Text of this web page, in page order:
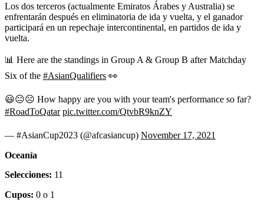
Los dos terceros (actualmente Emiratos Árabes y Australia) se
enfrentarán después en eliminatoria de ida y vuelta, y el ganador
participará en un repechaje intercontinental, en partidos de ida y
vuelta.
📊 Here are the standings in Group A & Group B after Matchday
Six of the #AsianQualifiers 👀
😃😐☹️ How happy are you with your team's performance so far?
#RoadToQatar pic.twitter.com/QtvbR9knZY
— #AsianCup2023 (@afcasiancup) November 17, 2021
Oceanía
Selecciones: 11
Cupos: 0 o 1